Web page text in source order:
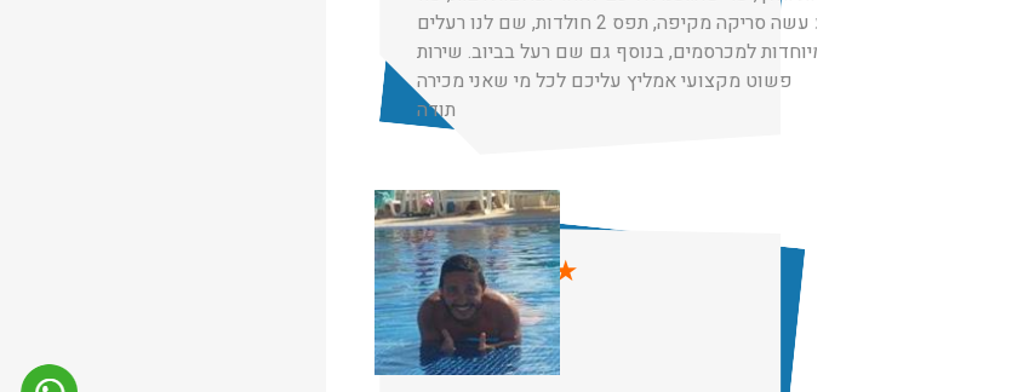
הגיע עשה סריקה מקיפה, תפס 2 חולדות, שם לנו רעלים
ותיבות מיוחדות למכרסמים, בנוסף גם שם רעל בביוב. שירות
פשוט מקצועי אמליץ עליכם לכל מי שאני מכירה
תודה
★★★★★
רום בן כהן
03/11/2024